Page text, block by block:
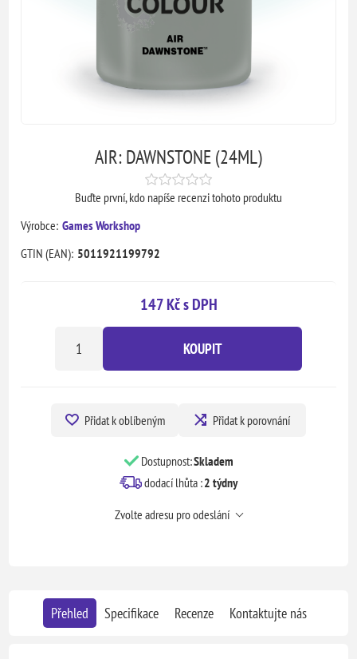
AIR: DAWNSTONE (24ML)
Buďte první, kdo napíše recenzi tohoto produktu
Výrobce: Games Workshop
GTIN (EAN): 5011921199792
147 Kč s DPH
KOUPIT
Přidat k oblíbeným Přidat k porovnání
Dostupnost:Skladem
dodací lhůta :2 týdny
Zvolte adresu pro odeslání
Přehled Specifikace Recenze Kontaktujte nás